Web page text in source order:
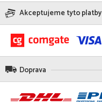
Akceptujeme tyto platby
Doprava